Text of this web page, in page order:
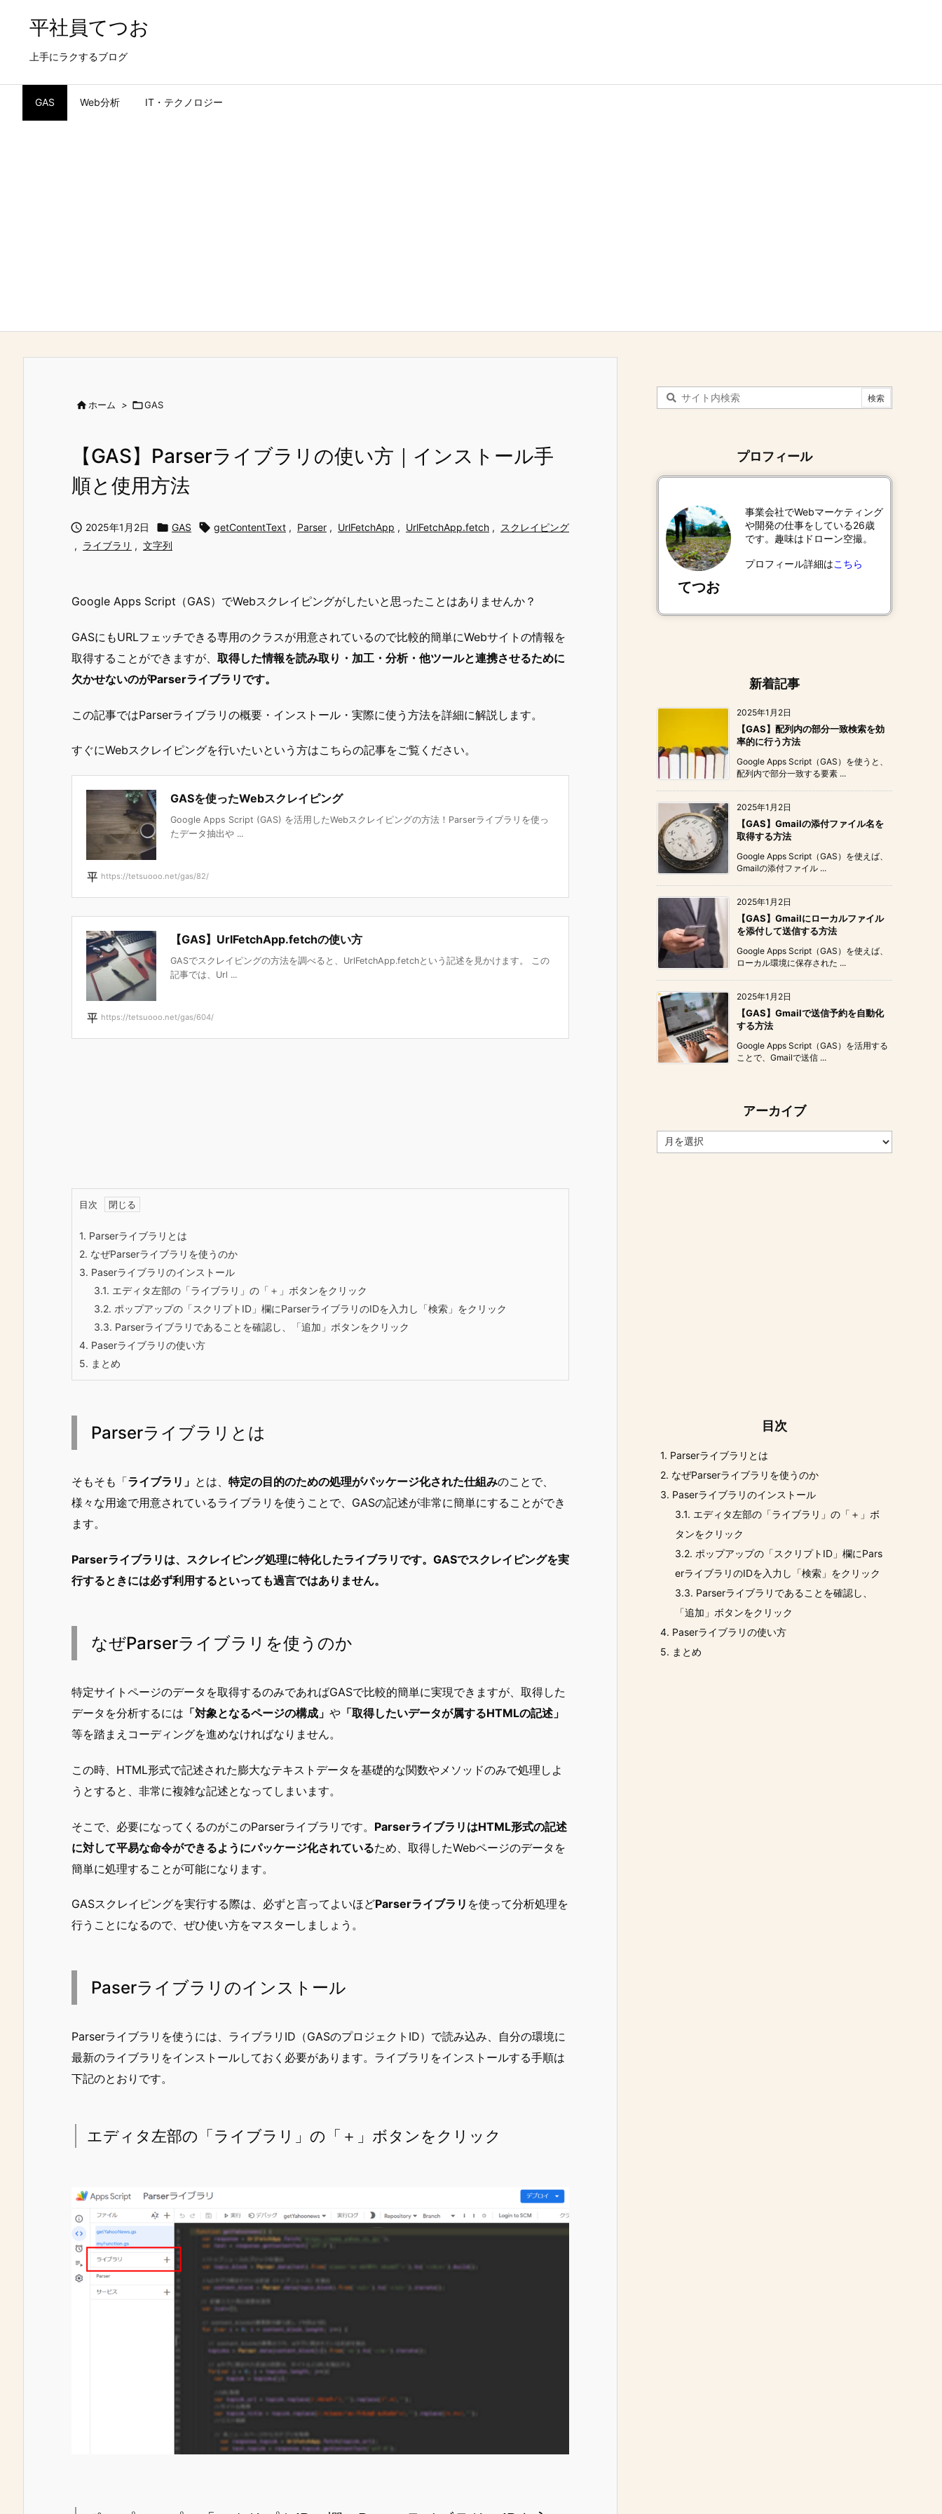
平社員てつお
上手にラクするブログ
GAS Web分析 IT・テクノロジー
ホーム > GAS
【GAS】Parserライブラリの使い方｜インストール手
順と使用方法
 2025年1月2日  GAS  getContentText , Parser , UrlFetchApp , UrlFetchApp.fetch ,
スクレイピング
, ライブラリ , 文字列
Google Apps Script（GAS）でWebスクレイピングがしたいと思ったことはありませんか？
GASにもURLフェッチできる専用のクラスが用意されているので比較的簡単にWebサイトの情報を
取得することができますが、 取得した情報を読み取り・加工・分析・他ツールと連携させるために
欠かせないのがParserライブラリです。
この記事ではParserライブラリの概要・インストール・実際に使う方法を詳細に解説します。
すぐにWebスクレイピングを行いたいという方はこちらの記事をご覧ください。
GASを使ったWebスクレイピング
Google Apps Script (GAS) を活用したWebスクレイピングの方法！Parserライブラリを使っ
たデータ抽出や ...
https://tetsuooo.net/gas/82/
【GAS】UrlFetchApp.fetchの使い方
GASでスクレイピングの方法を調べると、UrlFetchApp.fetchという記述を見かけます。 この
記事では、Url ...
https://tetsuooo.net/gas/604/
目次
1. Parserライブラリとは
2. なぜParserライブラリを使うのか
3. Paserライブラリのインストール
3.1. エディタ左部の「ライブラリ」の「＋」ボタンをクリック
3.2. ポップアップの「スクリプトID」欄にParserライブラリのIDを入力し「検索」をクリック
3.3. Parserライブラリであることを確認し、「追加」ボタンをクリック
4. Paserライブラリの使い方
5. まとめ
Parserライブラリとは
そもそも「ライブラリ」 とは、 特定の目的のための処理がパッケージ化された仕組みのことで、
様々な用途で用意されているライブラリを使うことで、GASの記述が非常に簡単にすることができ
ます。
Parserライブラリは、スクレイピング処理に特化したライブラリです。GASでスクレイピングを実
行するときには必ず利用するといっても過言ではありません。
なぜParserライブラリを使うのか
特定サイトページのデータを取得するのみであればGASで比較的簡単に実現できますが、 取得した
データを分析するには 「対象となるページの構成」 や 「取得したいデータが属するHTMLの記述」
等を踏まえコーディングを進めなければなりません。
この時、HTML形式で記述された膨大なテキストデータを基礎的な関数やメソッドのみで処理しよ
うとすると、非常に複雑な記述となってしまいます。
そこで、必要になってくるのがこのParserライブラリです。 ParserライブラリはHTML形式の記述
に対して平易な命令ができるようにパッケージ化されているため、取得したWebページのデータを
簡単に処理することが可能になります。
GASスクレイピングを実行する際は、必ずと言ってよいほどParserライブラリ を使って分析処理を
行うことになるので、ぜひ使い方をマスターしましょう。
Paserライブラリのインストール
Parserライブラリを使うには、ライブラリID（GASのプロジェクトID）で読み込み、自分の環境に
最新のライブラリをインストールしておく必要があります。ライブラリをインストールする手順は
下記のとおりです。
エディタ左部の「ライブラリ」の「＋」ボタンをクリック
プロフィール
てつお
事業会社でWebマーケティング
や開発の仕事をしている26歳
です。趣味はドローン空撮。
プロフィール詳細はこちら
新着記事
2025年1月2日
【GAS】配列内の部分一致検索を効
率的に行う方法
Google Apps Script（GAS）を使うと、
配列内で部分一致する要素 ...
2025年1月2日
【GAS】Gmailの添付ファイル名を
取得する方法
Google Apps Script（GAS）を使えば、
Gmailの添付ファイル ...
2025年1月2日
【GAS】Gmailにローカルファイル
を添付して送信する方法
Google Apps Script（GAS）を使えば、
ローカル環境に保存された ...
2025年1月2日
【GAS】Gmailで送信予約を自動化
する方法
Google Apps Script（GAS）を活用する
ことで、Gmailで送信 ...
アーカイブ
ー
目次
1. Parserライブラリとは
2. なぜParserライブラリを使うのか
3. Paserライブラリのインストール
3.1. エディタ左部の「ライブラリ」の「＋」ボ
タンをクリック
3.2. ポップアップの「スクリプトID」欄にPars
erライブラリのIDを入力し「検索」をクリック
3.3. Parserライブラリであることを確認し、
「追加」ボタンをクリック
4. Paserライブラリの使い方
5. まとめ